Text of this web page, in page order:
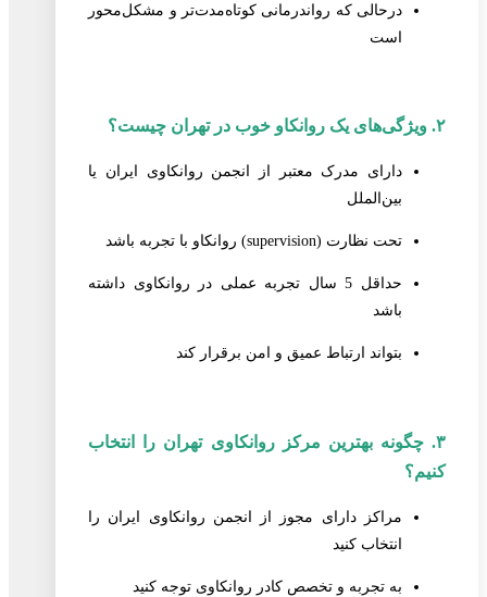
درحالی که رواندرمانی کوتاه‌مدت‌تر و مشکل‌محور
است
۲. ویژگی‌های یک روانکاو خوب در تهران چیست؟
دارای مدرک معتبر از انجمن روانکاوی ایران یا
بین‌الملل
تحت نظارت (supervision) روانکاو با تجربه باشد
حداقل 5 سال تجربه عملی در روانکاوی داشته
باشد
بتواند ارتباط عمیق و امن برقرار کند
۳. چگونه بهترین مرکز روانکاوی تهران را انتخاب
کنیم؟
مراکز دارای مجوز از انجمن روانکاوی ایران را
انتخاب کنید
به تجربه و تخصص کادر روانکاوی توجه کنید